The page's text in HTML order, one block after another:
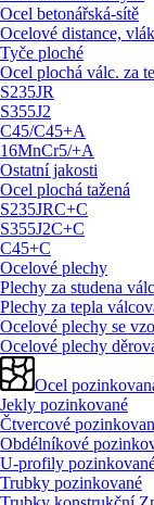
Ocel betonářská-sítě
Ocelové distance,
Tyče ploché
Ocel plochá válc. za
S235JR
S355J2
C45/C45+A
16MnCr5/+A
Ostatní jakosti
Ocel plochá tažená
S235JRC+C
S355J2C+C
C45+C
Ocelové plechy
Plechy za studena
Plechy za tepla
Ocelové plechy se
Ocelové plechy
Ocel
Jekly pozinkované
Čtvercové
Obdélníkové
U-profily
Trubky pozinkované